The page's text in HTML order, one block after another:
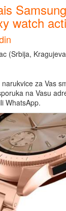
watch
(Srbija,
za Vas
na Vasu
WhatsApp.